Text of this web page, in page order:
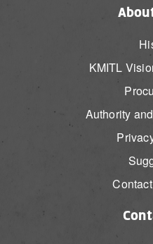
KMITL
Authority